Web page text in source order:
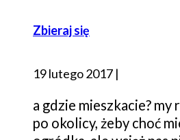
Zbieraj się
19 lutego 2017 |
a gdzie mieszkacie? my
po okolicy, żeby choć